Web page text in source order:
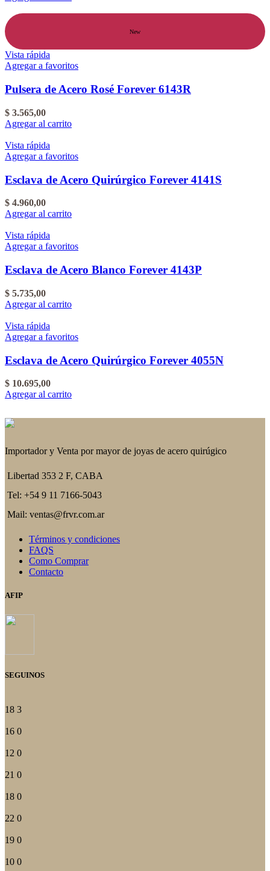
New
Vista rápida
Agregar a favoritos
Pulsera de Acero Rosé Forever 6143R
$ 3.565,00
Agregar al carrito
Vista rápida
Agregar a favoritos
Esclava de Acero Quirúrgico Forever 4141S
$ 4.960,00
Agregar al carrito
Vista rápida
Agregar a favoritos
Esclava de Acero Blanco Forever 4143P
$ 5.735,00
Agregar al carrito
Vista rápida
Agregar a favoritos
Esclava de Acero Quirúrgico Forever 4055N
$ 10.695,00
Agregar al carrito
Importador y Venta por mayor de joyas de acero quirúgico
Libertad 353 2 F, CABA
Tel: +54 9 11 7166-5043
Mail: ventas@frvr.com.ar
Términos y condiciones
FAQS
Como Comprar
Contacto
AFIP
SEGUINOS
18 3
16 0
12 0
21 0
18 0
22 0
19 0
10 0